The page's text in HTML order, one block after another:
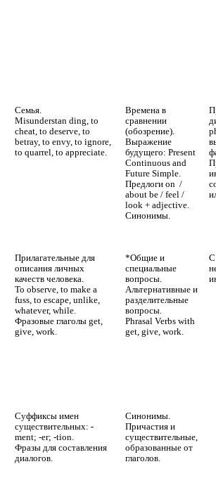
Семья.
Misunderstan ding, to
cheat, to deserve, to
betray, to envy, to ignore,
to quarrel, to appreciate.
Времена в
сравнении
(обозрение).
Выражение
будущего: Present
Continuous and
Future Simple.
Предлоги on /
about be / feel /
look + adjective.
Синонимы.
Прилагательные для
описания личных
качеств человека.
To observe, to make a
fuss, to escape, unlike,
whatever, while.
Фразовые глаголы get,
give, work.
*Общие и
специальные
вопросы.
Альтернативные и
разделительные
вопросы.
Phrasal Verbs with
get, give, work.
С
Суффиксы имен
существительных: -
ment; -er; -tion.
Фразы для составления
диалогов.
Синонимы.
Причастия и
существительные,
образованные от
глаголов.